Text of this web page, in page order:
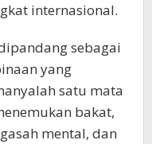
internasional.
sebagai
yang
satu mata
bakat,
mental, dan